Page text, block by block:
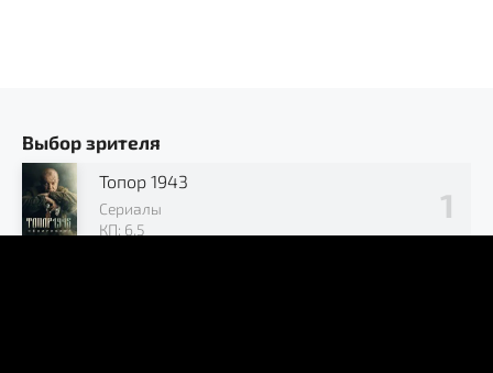
Выбор зрителя
Топор 1943
Сериалы
КП: 6.5